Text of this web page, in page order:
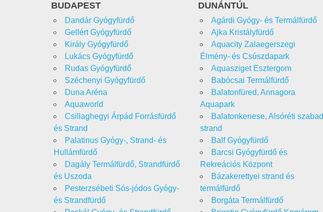
BUDAPEST
Dandár Gyógyfürdő
Gellért Gyógyfürdő
Király Gyógyfürdő
Lukács Gyógyfürdő
Rudas Gyógyfürdő
Széchenyi Gyógyfürdő
Duna Aréna
Aquaworld
Csillaghegyi Árpád Forrásfürdő
és Strand
Palatinus Gyógy-, Strand- és
Hullámfürdő
Dagály Termálfürdő, Strandfürdő
és Uszoda
Pesterzsébeti Sós-jódos Gyógy-
és Strandfürdő
DUNÁNTÚL
Agárdi Gyógy- és Termálfürdő
Ajka Kristályfürdő
Aquacity Zalaegerszegi
Élmény- és Csúszdapark
Aquasziget Esztergom
Babócsai Termálfürdő
Balatonfüred, Annagora
Aquapark
Balatonkenese, Alsóréti szabad
strand
Balf Gyógyfürdő
Barcsi Gyógyfürdő és
Rekreációs Központ
Bázakerettyei strand és
termálfürdő
Borgáta Termálfürdő